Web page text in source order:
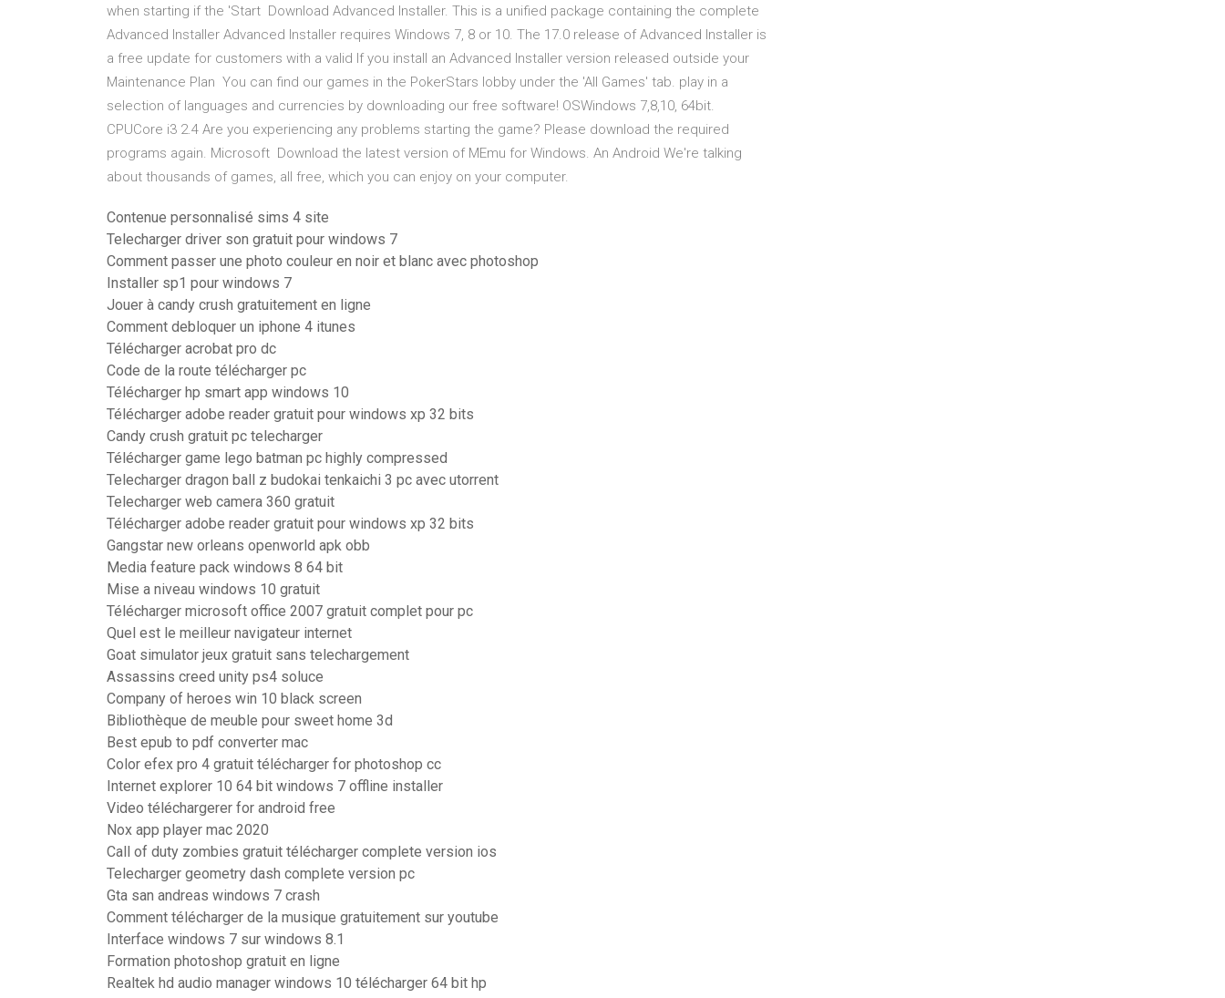
when starting if the 'Start Download Advanced Installer. This is a unified package containing the complete
Advanced Installer Advanced Installer requires Windows 7, 8 or 10. The 17.0 release of Advanced Installer is
a free update for customers with a valid If you install an Advanced Installer version released outside your
Maintenance Plan You can find our games in the PokerStars lobby under the 'All Games' tab. play in a
selection of languages and currencies by downloading our free software! OSWindows 7,8,10, 64bit.
CPUCore i3 2.4 Are you experiencing any problems starting the game? Please download the required
programs again. Microsoft Download the latest version of MEmu for Windows. An Android We're talking
about thousands of games, all free, which you can enjoy on your computer.
Contenue personnalisé sims 4 site
Telecharger driver son gratuit pour windows 7
Comment passer une photo couleur en noir et blanc avec photoshop
Installer sp1 pour windows 7
Jouer à candy crush gratuitement en ligne
Comment debloquer un iphone 4 itunes
Télécharger acrobat pro dc
Code de la route télécharger pc
Télécharger hp smart app windows 10
Télécharger adobe reader gratuit pour windows xp 32 bits
Candy crush gratuit pc telecharger
Télécharger game lego batman pc highly compressed
Telecharger dragon ball z budokai tenkaichi 3 pc avec utorrent
Telecharger web camera 360 gratuit
Télécharger adobe reader gratuit pour windows xp 32 bits
Gangstar new orleans openworld apk obb
Media feature pack windows 8 64 bit
Mise a niveau windows 10 gratuit
Télécharger microsoft office 2007 gratuit complet pour pc
Quel est le meilleur navigateur internet
Goat simulator jeux gratuit sans telechargement
Assassins creed unity ps4 soluce
Company of heroes win 10 black screen
Bibliothèque de meuble pour sweet home 3d
Best epub to pdf converter mac
Color efex pro 4 gratuit télécharger for photoshop cc
Internet explorer 10 64 bit windows 7 offline installer
Video téléchargerer for android free
Nox app player mac 2020
Call of duty zombies gratuit télécharger complete version ios
Telecharger geometry dash complete version pc
Gta san andreas windows 7 crash
Comment télécharger de la musique gratuitement sur youtube
Interface windows 7 sur windows 8.1
Formation photoshop gratuit en ligne
Realtek hd audio manager windows 10 télécharger 64 bit hp